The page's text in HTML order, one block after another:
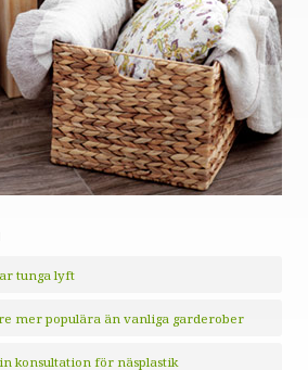
tunga lyft
mer populära än vanliga garderober
konsultation för näsplastik